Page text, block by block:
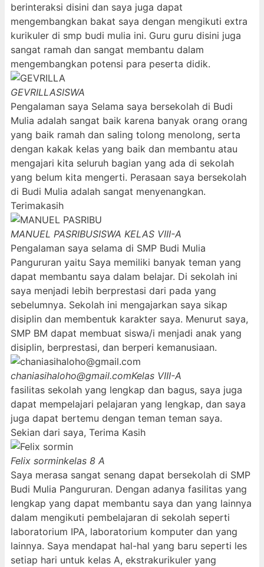
berinteraksi disini dan saya juga dapat
mengembangkan bakat saya dengan mengikuti extra
kurikuler di smp budi mulia ini. Guru guru disini juga
sangat ramah dan sangat membantu dalam
mengembangkan potensi para peserta didik.
GEVRILLASISWA
Pengalaman saya Selama saya bersekolah di Budi
Mulia adalah sangat baik karena banyak orang orang
yang baik ramah dan saling tolong menolong, serta
dengan kakak kelas yang baik dan membantu atau
mengajari kita seluruh bagian yang ada di sekolah
yang belum kita mengerti. Perasaan saya bersekolah
di Budi Mulia adalah sangat menyenangkan.
Terimakasih
MANUEL PASRIBUSISWA KELAS VIII-A
Pengalaman saya selama di SMP Budi Mulia
Pangururan yaitu Saya memiliki banyak teman yang
dapat membantu saya dalam belajar. Di sekolah ini
saya menjadi lebih berprestasi dari pada yang
sebelumnya. Sekolah ini mengajarkan saya sikap
disiplin dan membentuk karakter saya. Menurut saya,
SMP BM dapat membuat siswa/i menjadi anak yang
disiplin, berprestasi, dan berperi kemanusiaan.
chaniasihaloho@gmail.comKelas VIII-A
fasilitas sekolah yang lengkap dan bagus, saya juga
dapat mempelajari pelajaran yang lengkap, dan saya
juga dapat bertemu dengan teman teman saya.
Sekian dari saya, Terima Kasih
Felix sorminkelas 8 A
Saya merasa sangat senang dapat bersekolah di SMP
Budi Mulia Pangururan. Dengan adanya fasilitas yang
lengkap yang dapat membantu saya dan yang lainnya
dalam mengikuti pembelajaran di sekolah seperti
laboratorium IPA, laboratorium komputer dan yang
lainnya. Saya mendapat hal-hal yang baru seperti les
setiap hari untuk kelas A, ekstrakurikuler yang